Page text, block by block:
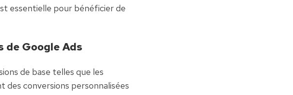
essentielle pour bénéficier de
de Google Ads
de base telles que les
des conversions personnalisées